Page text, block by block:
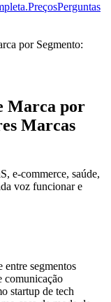
PreçosPerguntas
por Segmento:
Marca por
Marcas
e-commerce, saúde,
voz funcionar e
entre segmentos
comunicação
startup de tech